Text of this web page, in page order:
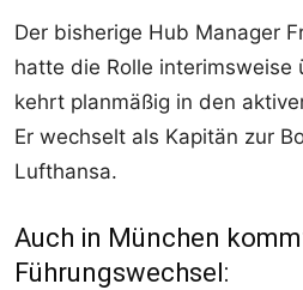
Der bisherige Hub Manager
hatte die Rolle interimsweise
kehrt planmäßig in den
Er wechselt als Kapitän zur
Lufthansa.
Auch in München
Führungswechsel: